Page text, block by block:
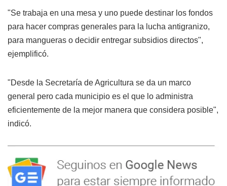
"Se trabaja en una mesa y uno puede destinar los fondos
para hacer compras generales para la lucha antigranizo,
para mangueras o decidir entregar subsidios directos",
ejemplificó.
"Desde la Secretaría de Agricultura se da un marco
general pero cada municipio es el que lo administra
eficientemente de la mejor manera que considera posible",
indicó.